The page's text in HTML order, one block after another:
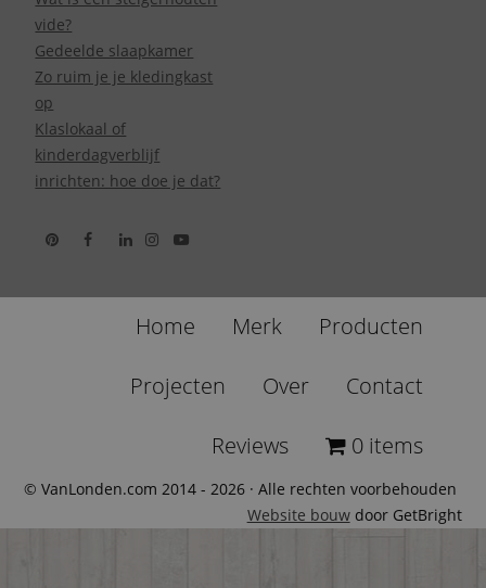
vide?
Gedeelde slaapkamer
Zo ruim je je kledingkast
op
Klaslokaal of
kinderdagverblijf
inrichten: hoe doe je dat?
Home Merk Producten
Projecten Over Contact
Reviews 0 items
© VanLonden.com 2014 - 2026 · Alle rechten voorbehouden
Website bouwdoor GetBright